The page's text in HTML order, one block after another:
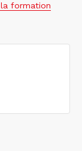
formation